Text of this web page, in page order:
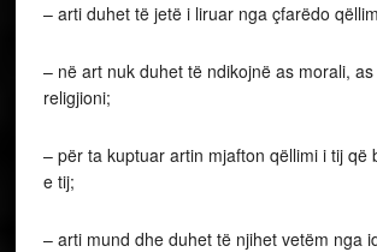
– arti duhet të jetë i liruar nga çfarëdo
– në art nuk duhet të ndikojnë as morali,
religjioni;
– për ta kuptuar artin mjafton qëllimi i tij që
e tij;
– arti mund dhe duhet të njihet vetëm nga